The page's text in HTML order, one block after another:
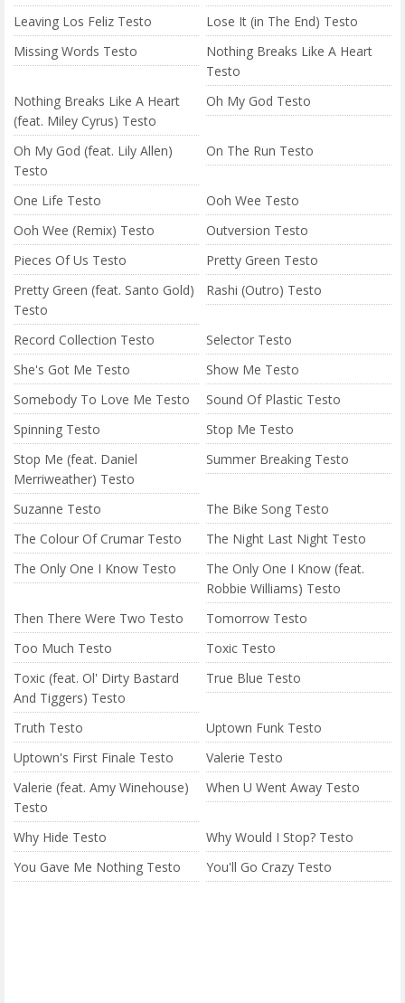
Leaving Los Feliz Testo
Lose It (in The End) Testo
Missing Words Testo
Nothing Breaks Like A Heart
Testo
Nothing Breaks Like A Heart
(feat. Miley Cyrus) Testo
Oh My God Testo
Oh My God (feat. Lily Allen)
Testo
On The Run Testo
One Life Testo
Ooh Wee Testo
Ooh Wee (Remix) Testo
Outversion Testo
Pieces Of Us Testo
Pretty Green Testo
Pretty Green (feat. Santo Gold)
Testo
Rashi (Outro) Testo
Record Collection Testo
Selector Testo
She's Got Me Testo
Show Me Testo
Somebody To Love Me Testo
Sound Of Plastic Testo
Spinning Testo
Stop Me Testo
Stop Me (feat. Daniel
Merriweather) Testo
Summer Breaking Testo
Suzanne Testo
The Bike Song Testo
The Colour Of Crumar Testo
The Night Last Night Testo
The Only One I Know Testo
The Only One I Know (feat.
Robbie Williams) Testo
Then There Were Two Testo
Tomorrow Testo
Too Much Testo
Toxic Testo
Toxic (feat. Ol' Dirty Bastard
And Tiggers) Testo
True Blue Testo
Truth Testo
Uptown Funk Testo
Uptown's First Finale Testo
Valerie Testo
Valerie (feat. Amy Winehouse)
Testo
When U Went Away Testo
Why Hide Testo
Why Would I Stop? Testo
You Gave Me Nothing Testo
You'll Go Crazy Testo